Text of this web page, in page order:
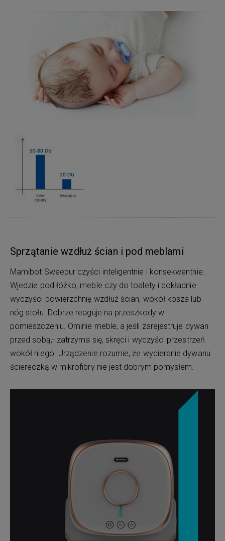
Sprzątanie wzdłuż ścian i pod meblami
Mamibot Sweepur czyści inteligentnie i konsekwentnie.
Wjedzie pod łóźko, meble czy do toalety i dokładnie
wyczyści powierzchnię wzdłuż ścian, wokół kosza lub
nóg stołu. Dobrze reaguje na przeszkody w
pomieszczeniu. Ominie meble, a jeśli zarejestruje dywan
przed sobą,- zatrzyma się, skręci i wyczyści przestrzeń
wokół niego. Urządzenie rozumie, że wycieranie dywanu
ściereczką w mikrofibry nie jest dobrym pomysłem.